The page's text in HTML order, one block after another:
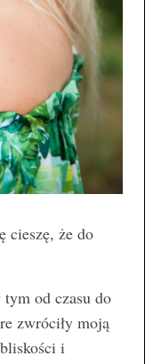
cieszę, że do
od czasu do
zwróciły moją
i